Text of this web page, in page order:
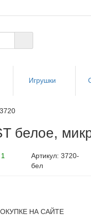
Игрушки
белое,
Артикул: 3720-
бел
НА САЙТЕ